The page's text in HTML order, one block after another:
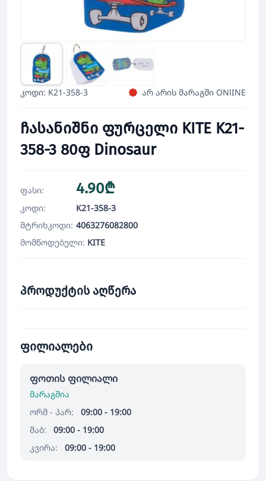
კოდი: K21-358-3 არ არის მარაგში ONlINE
ჩასანიშნი ფურცელი KITE K21-
358-3 80ფ Dinosaur
ფასი: 4.90₾
კოდი:
K21-358-3
შტრიხკოდი: 4063276082800
მომწოდებელი: KITE
პროდუქტის აღწერა
ფილიალები
ფოთის ფილიალი
მარაგშია
ორშ - პარ:
09:00 - 19:00
შაბ:
09:00 - 19:00
კვირა:
09:00 - 19:00